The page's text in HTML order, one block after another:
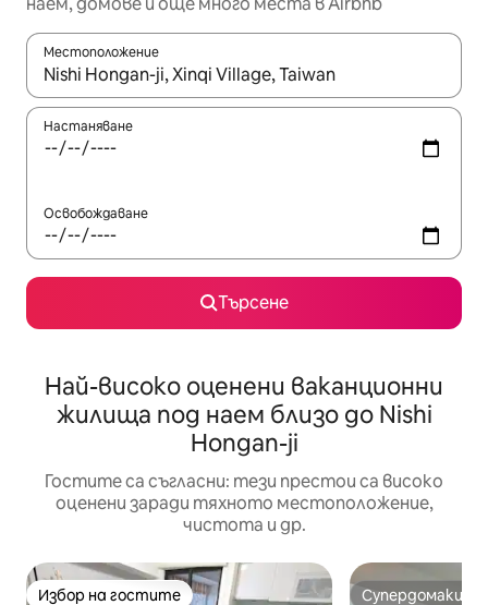
Местоположение
Когато резултатите се покажат, използвайте
Настаняване
Освобождаване
Търсене
Най-високо оценени ваканционни
жилища под наем близо до Nishi
Hongan-ji
Гостите са съгласни: тези престои са високо
оценени заради тяхното местоположение,
чистота и др.
Избор на гостите Супердомакин